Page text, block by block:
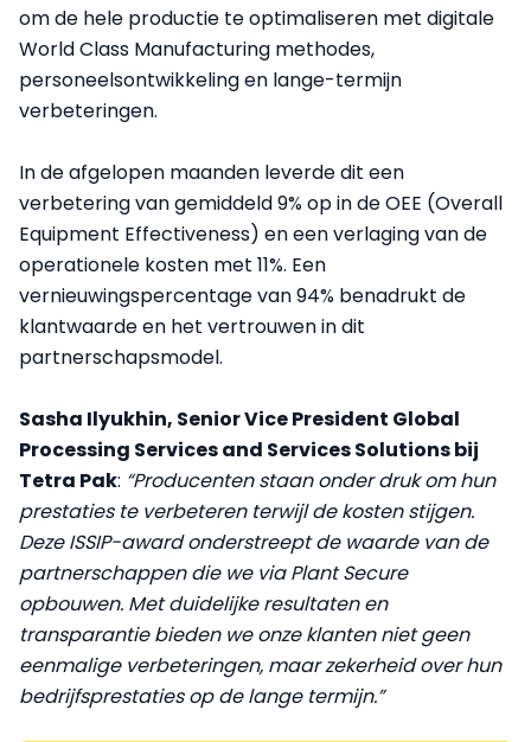
om de hele productie te optimaliseren met digitale
World Class Manufacturing methodes,
personeelsontwikkeling en lange-termijn
verbeteringen.
In de afgelopen maanden leverde dit een
verbetering van gemiddeld 9% op in de OEE (Overall
Equipment Effectiveness) en een verlaging van de
operationele kosten met 11%. Een
vernieuwingspercentage van 94% benadrukt de
klantwaarde en het vertrouwen in dit
partnerschapsmodel.
Sasha Ilyukhin, Senior Vice President Global
Processing Services and Services Solutions bij
Tetra Pak: “Producenten staan onder druk om hun
prestaties te verbeteren terwijl de kosten stijgen.
Deze ISSIP-award onderstreept de waarde van de
partnerschappen die we via Plant Secure
opbouwen. Met duidelijke resultaten en
transparantie bieden we onze klanten niet geen
eenmalige verbeteringen, maar zekerheid over hun
bedrijfsprestaties op de lange termijn.”